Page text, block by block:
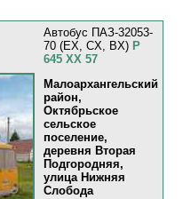
Автобус ПАЗ-32053-
70 (EX, CX, BX) Р
645 ХХ 57
Малоархангельский
район,
Октябрьское
сельское
поселение,
деревня Вторая
Подгородняя,
улица Нижняя
Слобода